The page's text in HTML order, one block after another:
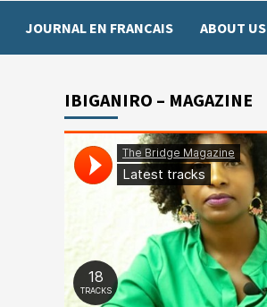
JOURNAL EN FRANCAIS ABOUT US
IBIGANIRO – MAGAZINE